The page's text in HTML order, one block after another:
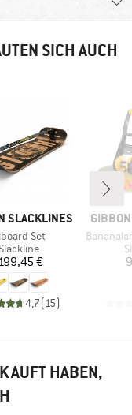
SICH AUCH
SLACKLINES
Set
Produktgruppe
Slackline
Preis
199,45 €
4,7( 15)
MARKE
Artikel
HABEN,